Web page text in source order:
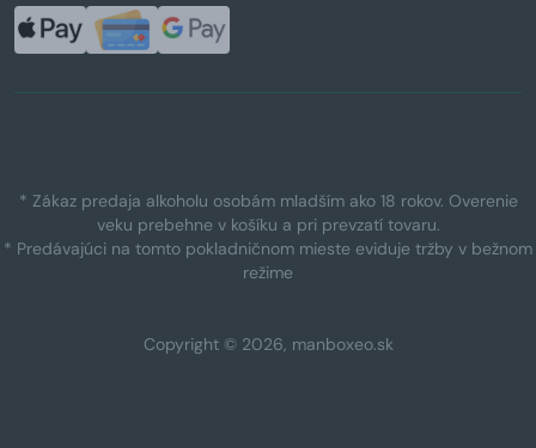
* Zákaz predaja alkoholu osobám mladším ako 18 rokov. Overenie
veku prebehne v košíku a pri prevzatí tovaru.
* Predávajúci na tomto pokladničnom mieste eviduje tržby v bežnom
režime
Copyright © 2026, manboxeo.sk